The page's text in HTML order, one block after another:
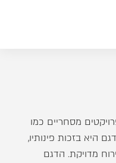
מסחריים כמו
היא בזכות פינותיו,
מדויקת. הדגם